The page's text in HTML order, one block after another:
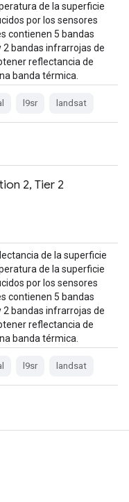
de la superficie
por los sensores
contienen 5 bandas
2 bandas infrarrojas de
reflectancia de
banda térmica.
l9sr landsat
2, Tier 2
de la superficie
de la superficie
por los sensores
contienen 5 bandas
2 bandas infrarrojas de
reflectancia de
banda térmica.
l9sr landsat